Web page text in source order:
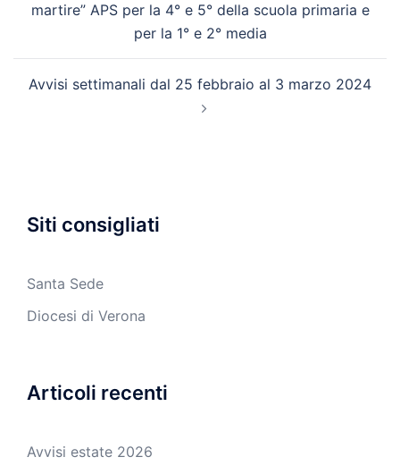
martire” APS per la 4° e 5° della scuola primaria e
per la 1° e 2° media
Avvisi settimanali dal 25 febbraio al 3 marzo 2024
Siti consigliati
Santa Sede
Diocesi di Verona
Articoli recenti
Avvisi estate 2026